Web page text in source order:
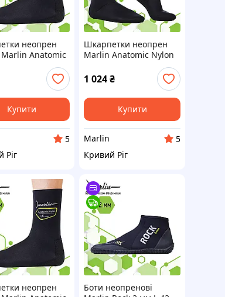
неопрен
Anatomic
1.5 мм 40-41
Купити
5
Ріг
Шкарпетки неопрен
Marlin Anatomic Nylon
1 024₴
Купити
Marlin
5
Кривий Ріг
неопрен
Боти неопренові